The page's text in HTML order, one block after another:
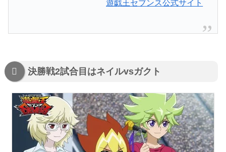
遊戯王セブンス公式サイト
決勝戦2試合目はネイルvsガクト